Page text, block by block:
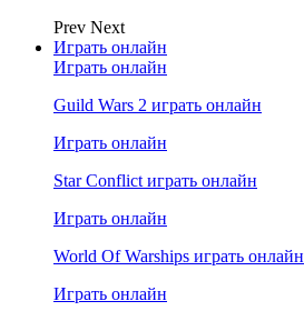
Prev Next
Играть онлайн
Играть онлайн
Guild Wars 2 играть онлайн
Играть онлайн
Star Conflict играть онлайн
Играть онлайн
World Of Warships играть онлайн
Играть онлайн